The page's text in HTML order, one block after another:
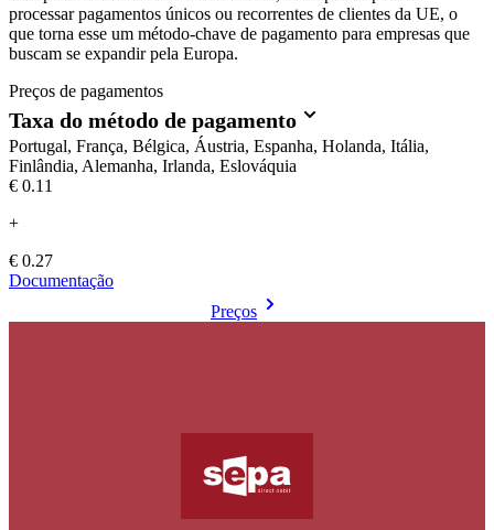
processar pagamentos únicos ou recorrentes de clientes da UE, o
que torna esse um método-chave de pagamento para empresas que
buscam se expandir pela Europa.
Preços de pagamentos
Taxa do método de pagamento
Portugal, França, Bélgica, Áustria, Espanha, Holanda, Itália,
Finlândia, Alemanha, Irlanda, Eslováquia
€0.11
+
€ 0.27
Documentação
Preços